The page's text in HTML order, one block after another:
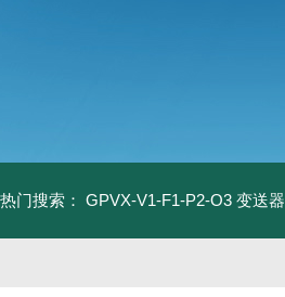
热门搜索： GPVX-V1-F1-P2-O3 变送器